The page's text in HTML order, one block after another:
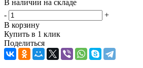
В наличии на складе
-
+
В корзину
Купить в 1 клик
Поделиться